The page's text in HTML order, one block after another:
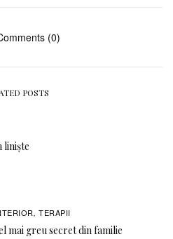
(0)
POSTS
liniște
,TERAPII
mai greu secret din familie